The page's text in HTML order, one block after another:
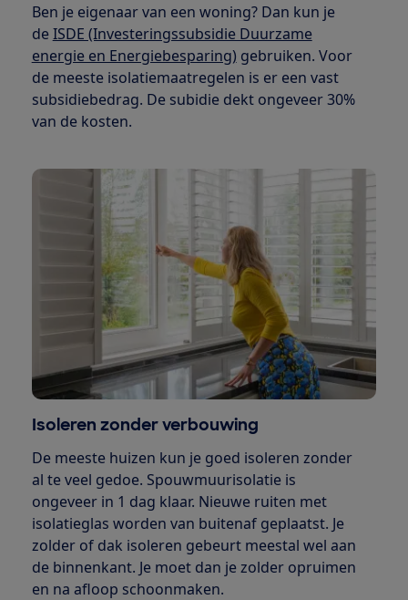
Ben je eigenaar van een woning? Dan kun je
deISDE (Investeringssubsidie Duurzame
energie en Energiebesparing) gebruiken. Voor
de meeste isolatiemaatregelen is er een vast
subsidiebedrag. De subidie dekt ongeveer 30%
van de kosten.
Isoleren zonder verbouwing
De meeste huizen kun je goed isoleren zonder
al te veel gedoe. Spouwmuurisolatie is
ongeveer in 1 dag klaar. Nieuwe ruiten met
isolatieglas worden van buitenaf geplaatst. Je
zolder of dak isoleren gebeurt meestal wel aan
de binnenkant. Je moet dan je zolder opruimen
en na afloop schoonmaken.